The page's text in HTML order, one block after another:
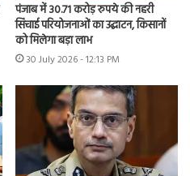
पंजाब में 30.71 करोड़ रुपये की नहरी
सिंचाई परियोजनाओं का उद्घाटन, किसानों
को मिलेगा बड़ा लाभ
30 July 2026 - 12:13 PM